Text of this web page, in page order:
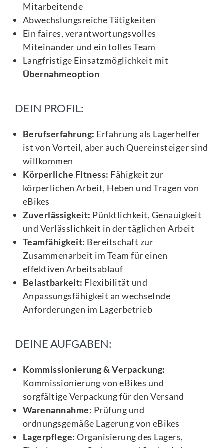
Mitarbeitende
Abwechslungsreiche Tätigkeiten
Ein faires, verantwortungsvolles
Miteinander und ein tolles Team
Langfristige Einsatzmöglichkeit mit
Übernahmeoption
DEIN PROFIL:
Berufserfahrung: Erfahrung als Lagerhelfer
ist von Vorteil, aber auch Quereinsteiger sind
willkommen
Körperliche Fitness: Fähigkeit zur
körperlichen Arbeit, Heben und Tragen von
eBikes
Zuverlässigkeit: Pünktlichkeit, Genauigkeit
und Verlässlichkeit in der täglichen Arbeit
Teamfähigkeit: Bereitschaft zur
Zusammenarbeit im Team für einen
effektiven Arbeitsablauf
Belastbarkeit: Flexibilität und
Anpassungsfähigkeit an wechselnde
Anforderungen im Lagerbetrieb
DEINE AUFGABEN:
Kommissionierung & Verpackung:
Kommissionierung von eBikes und
sorgfältige Verpackung für den Versand
Warenannahme: Prüfung und
ordnungsgemäße Lagerung von eBikes
Lagerpflege: Organisierung des Lagers,